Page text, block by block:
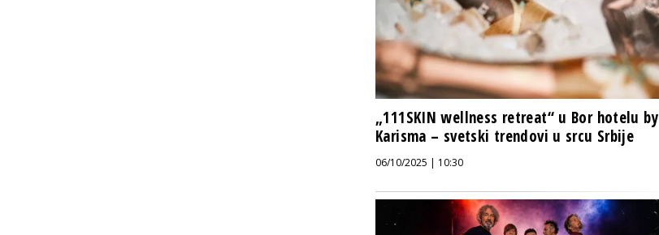
„111SKIN wellness retreat“ u Bor hotelu by
Karisma – svetski trendovi u srcu Srbije
06/10/2025 | 10:30